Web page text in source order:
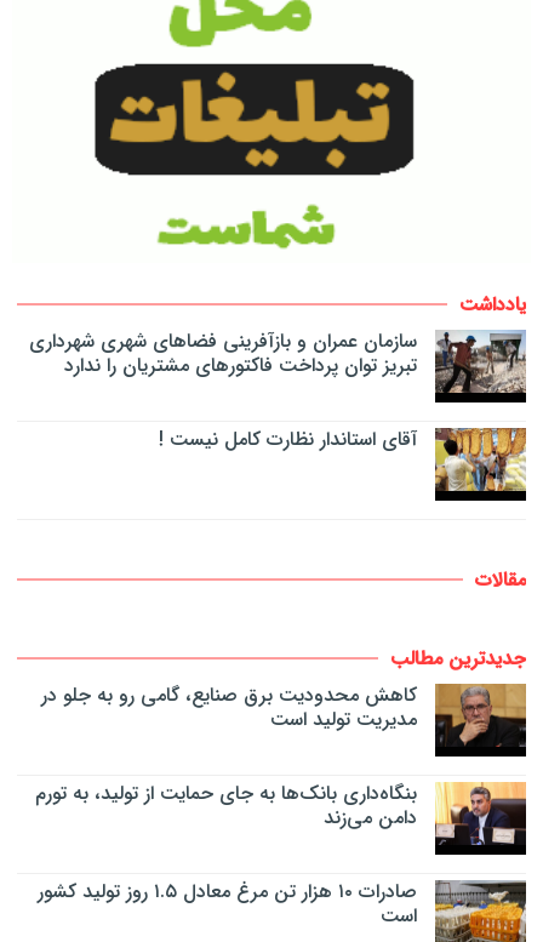
یادداشت
سازمان عمران و بازآفرینی فضاهای شهری شهرداری
تبریز توان پرداخت فاکتورهای مشتریان را ندارد
آقای استاندار نظارت کامل نیست !
مقالات
جدیدترین مطالب
کاهش محدودیت برق صنایع، گامی رو به جلو در
مدیریت تولید است
بنگاه‌داری بانک‌ها به جای حمایت از تولید، به تورم
دامن می‌زند
صادرات ۱۰ هزار تن مرغ معادل ۱.۵ روز تولید کشور
است